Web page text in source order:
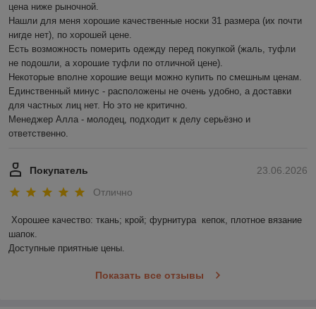
цена ниже рыночной.
Нашли для меня хорошие качественные носки 31 размера (их почти
нигде нет), по хорошей цене.
Есть возможность померить одежду перед покупкой (жаль, туфли
не подошли, а хорошие туфли по отличной цене).
Некоторые вполне хорошие вещи можно купить по смешным ценам.
Единственный минус - расположены не очень удобно, а доставки
для частных лиц нет. Но это не критично.
Менеджер Алла - молодец, подходит к делу серьёзно и
ответственно.
23.06.2026
Покупатель
Отлично
Хорошее качество: ткань; крой; фурнитура  кепок, плотное вязание
шапок.
Доступные приятные цены.
Показать все отзывы